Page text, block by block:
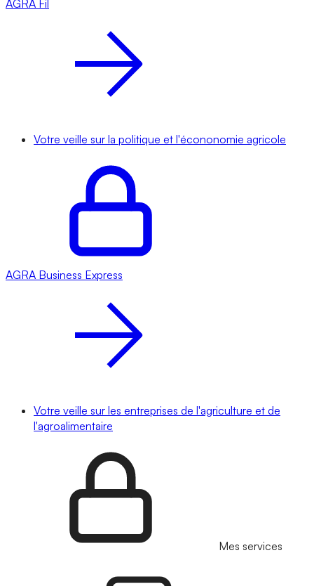
AGRA Fil
Votre veille sur la politique et l'écononomie agricole
AGRA Business Express
Votre veille sur les entreprises de l'agriculture et de
l'agroalimentaire
Mes services